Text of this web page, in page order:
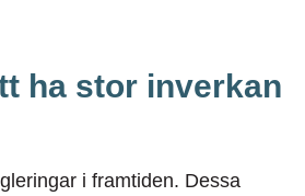
ha stor inverkan
i framtiden. Dessa